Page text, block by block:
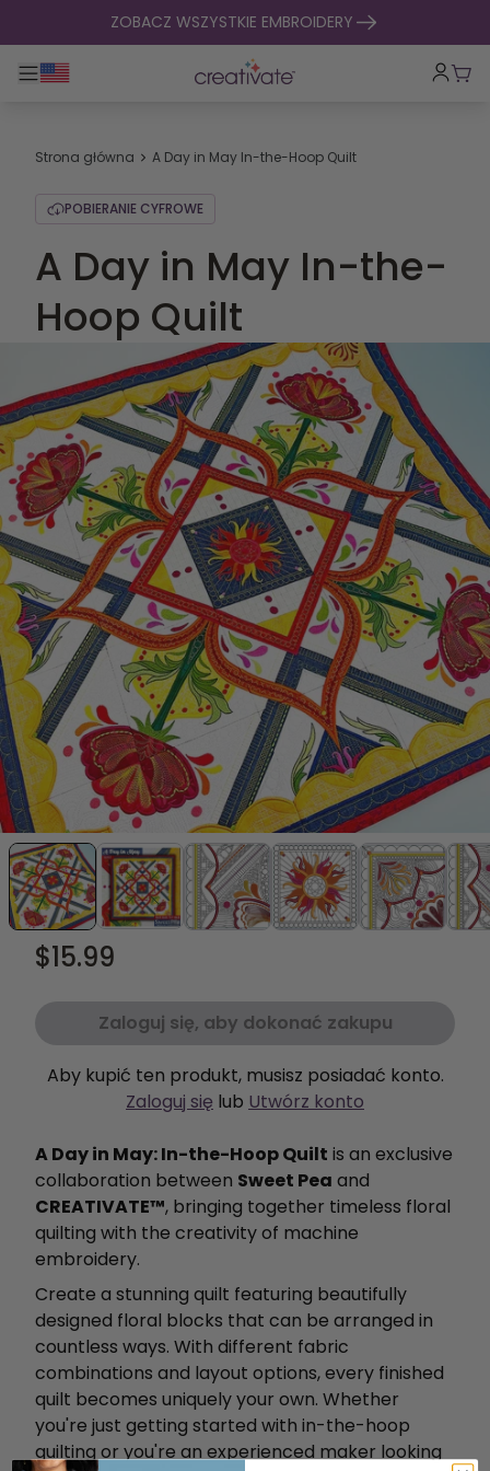
Przejdź do treściZOBACZ WSZYSTKIE EMBROIDERY
Przełącz główną nawigację
Strona główna A Day in May In-the-Hoop Quilt
POBIERANIE CYFROWE
A Day in May In-the-
Hoop Quilt
$15.99
Zaloguj się, aby dokonać zakupu
Aby kupić ten produkt, musisz posiadać konto.
Zaloguj się lub Utwórz konto
A Day in May: In-the-Hoop Quilt is an exclusive
collaboration between Sweet Pea and
CREATIVATE™, bringing together timeless floral
quilting with the creativity of machine
embroidery.
Create a stunning quilt featuring beautifully
designed floral blocks that can be arranged in
countless ways. With different fabric
combinations and layout options, every finished
quilt becomes uniquely your own. Whether
you're just getting started with in-the-hoop
quilting or you're an experienced maker looking